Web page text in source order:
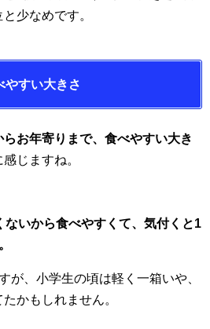
少なめです。
やすい大きさ
らお年寄りまで、食べやすい大き
じますね。
ないから食べやすくて、気付くと1
が、小学生の頃は軽く一箱いや、
かもしれません。